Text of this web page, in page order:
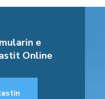
e
Online